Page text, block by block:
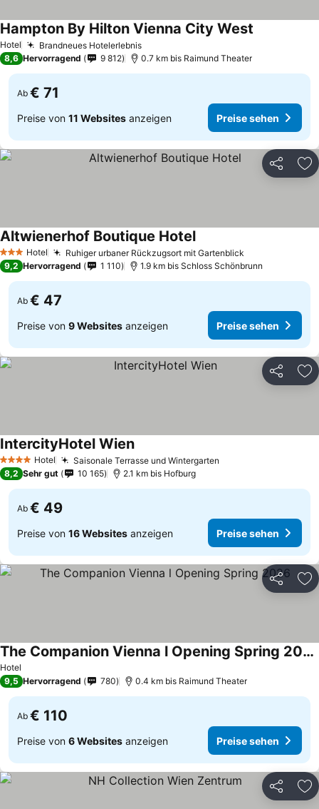
Hotel Brandneues Hotelerlebnis
Hampton By Hilton Vienna City West
8,6 Hervorragend 9 812 0.7 km bis Raimund Theater
Ab € 71
Preise von 11 Websites anzeigen Preise sehen
Teilen
3 SterneHotel Ruhiger urbaner Rückzugsort mit Gartenblick
Altwienerhof Boutique Hotel
9,2 Hervorragend 1 110 1.9 km bis Schloss Schönbrunn
Ab € 47
Preise von 9 Websites anzeigen Preise sehen
Teilen
4 Sterne Hotel Saisonale Terrasse und Wintergarten
IntercityHotel Wien
8,2 Sehr gut 10 165 2.1 km bis Hofburg
Ab € 49
Preise von 16 Websites anzeigen Preise sehen
Teilen
Hotel
The Companion Vienna l Opening Spring 2026
9,5 Hervorragend 780 0.4 km bis Raimund Theater
Ab € 110
Preise von 6 Websites anzeigen Preise sehen
Teilen